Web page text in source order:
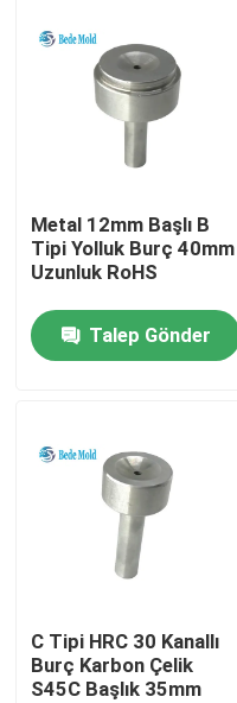
Ürün:% s
Hakkımızda
Fabrika turu
Kalite kontrol
Haberler
Bir teklif isteği
Kılavuz Direk ve Burçlar
Metal 12mm Başlı B
Tipi Yolluk Burç 40mm
Uzunluk RoHS
Talep Gönder
C Tipi HRC 30 Kanallı
Burç Karbon Çelik
S45C Başlık 35mm